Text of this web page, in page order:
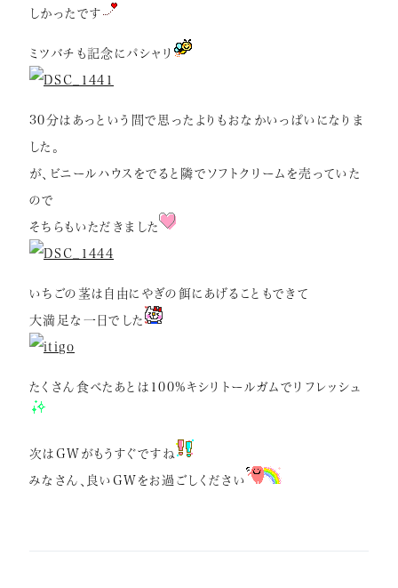
しかったです
ミツバチも記念にパシャリ
30分はあっという間で思ったよりもおなかいっぱいになりま
した。
が、ビニールハウスをでると隣でソフトクリームを売っていた
ので
そちらもいただきました
いちごの茎は自由にやぎの餌にあげることもできて
大満足な一日でした
たくさん食べたあとは100%キシリトールガムでリフレッシュ
次はGWがもうすぐですね
みなさん、良いGWをお過ごしください